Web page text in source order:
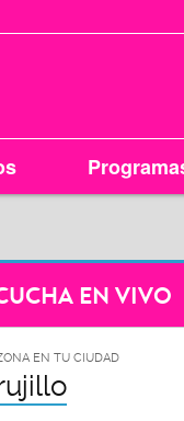
EN VIVO
EN TU CIUDAD